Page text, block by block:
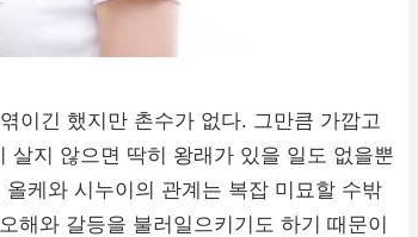
이긴 했지만 촌수가 없다. 그만큼 가깝고
지 않으면 딱히 왕래가 있을 일도 없을뿐
케와 시누이의 관계는 복잡 미묘할 수밖
해와 갈등을 불러일으키기도 하기 때문이